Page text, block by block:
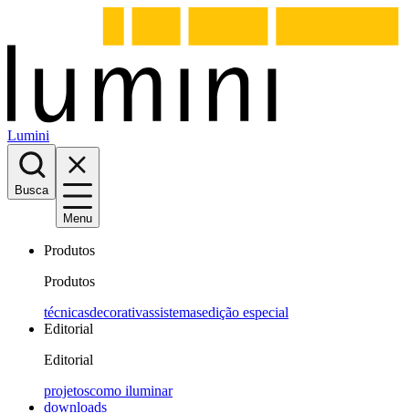
Lumini
Busca
Menu
Produtos
Produtos
técnicasdecorativassistemasedição especial
Editorial
Editorial
projetoscomo iluminar
downloads